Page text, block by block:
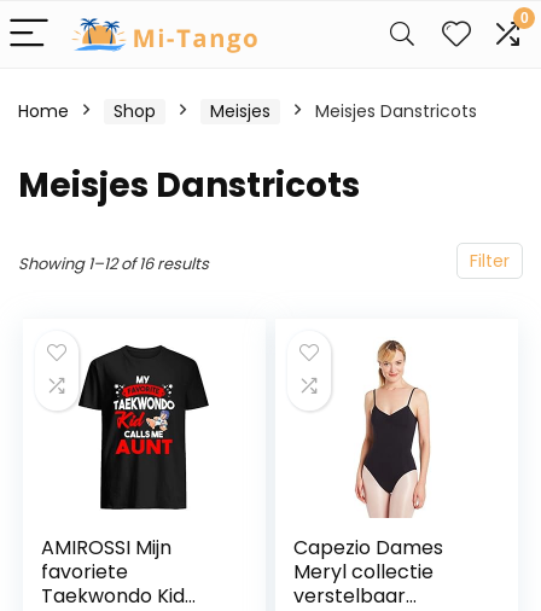
0
Home Shop Meisjes Meisjes Danstricots
Meisjes Danstricots
Filter
Showing 1–12 of 16 results
AMIROSSI Mijn
favoriete
Taekwondo Kid
Capezio Dames
Meryl collectie
verstelbaar